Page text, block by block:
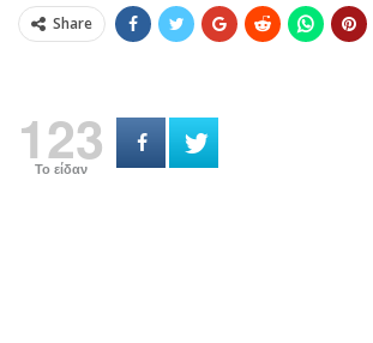
Share
123
Το είδαν